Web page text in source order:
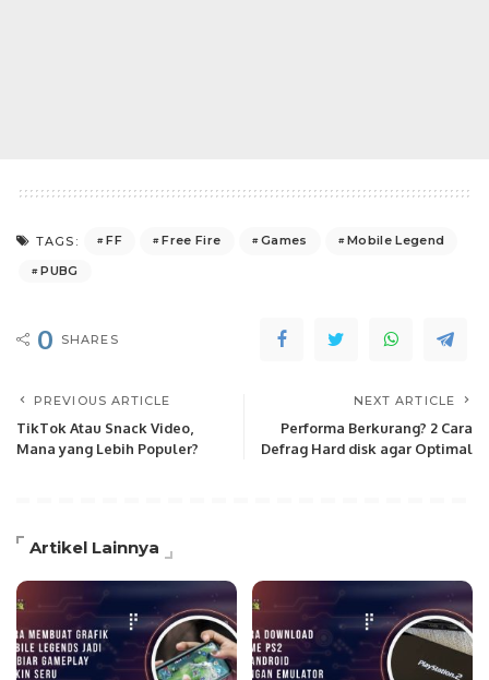
TAGS: FF Free Fire Games
Mobile Legend
PUBG
0 SHARES
PREVIOUS ARTICLE
TikTok Atau Snack Video,
Mana yang Lebih Populer?
NEXT ARTICLE
Performa Berkurang? 2 Cara
Defrag Hard disk agar Optimal
Artikel Lainnya